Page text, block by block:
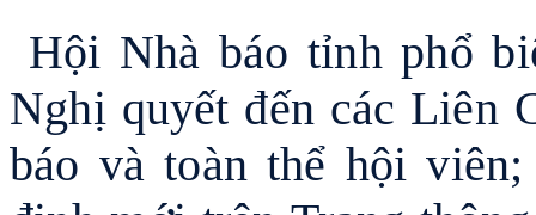
Hội Nhà báo tỉnh phổ
Nghị quyết đến các Liên
báo và toàn thể hội